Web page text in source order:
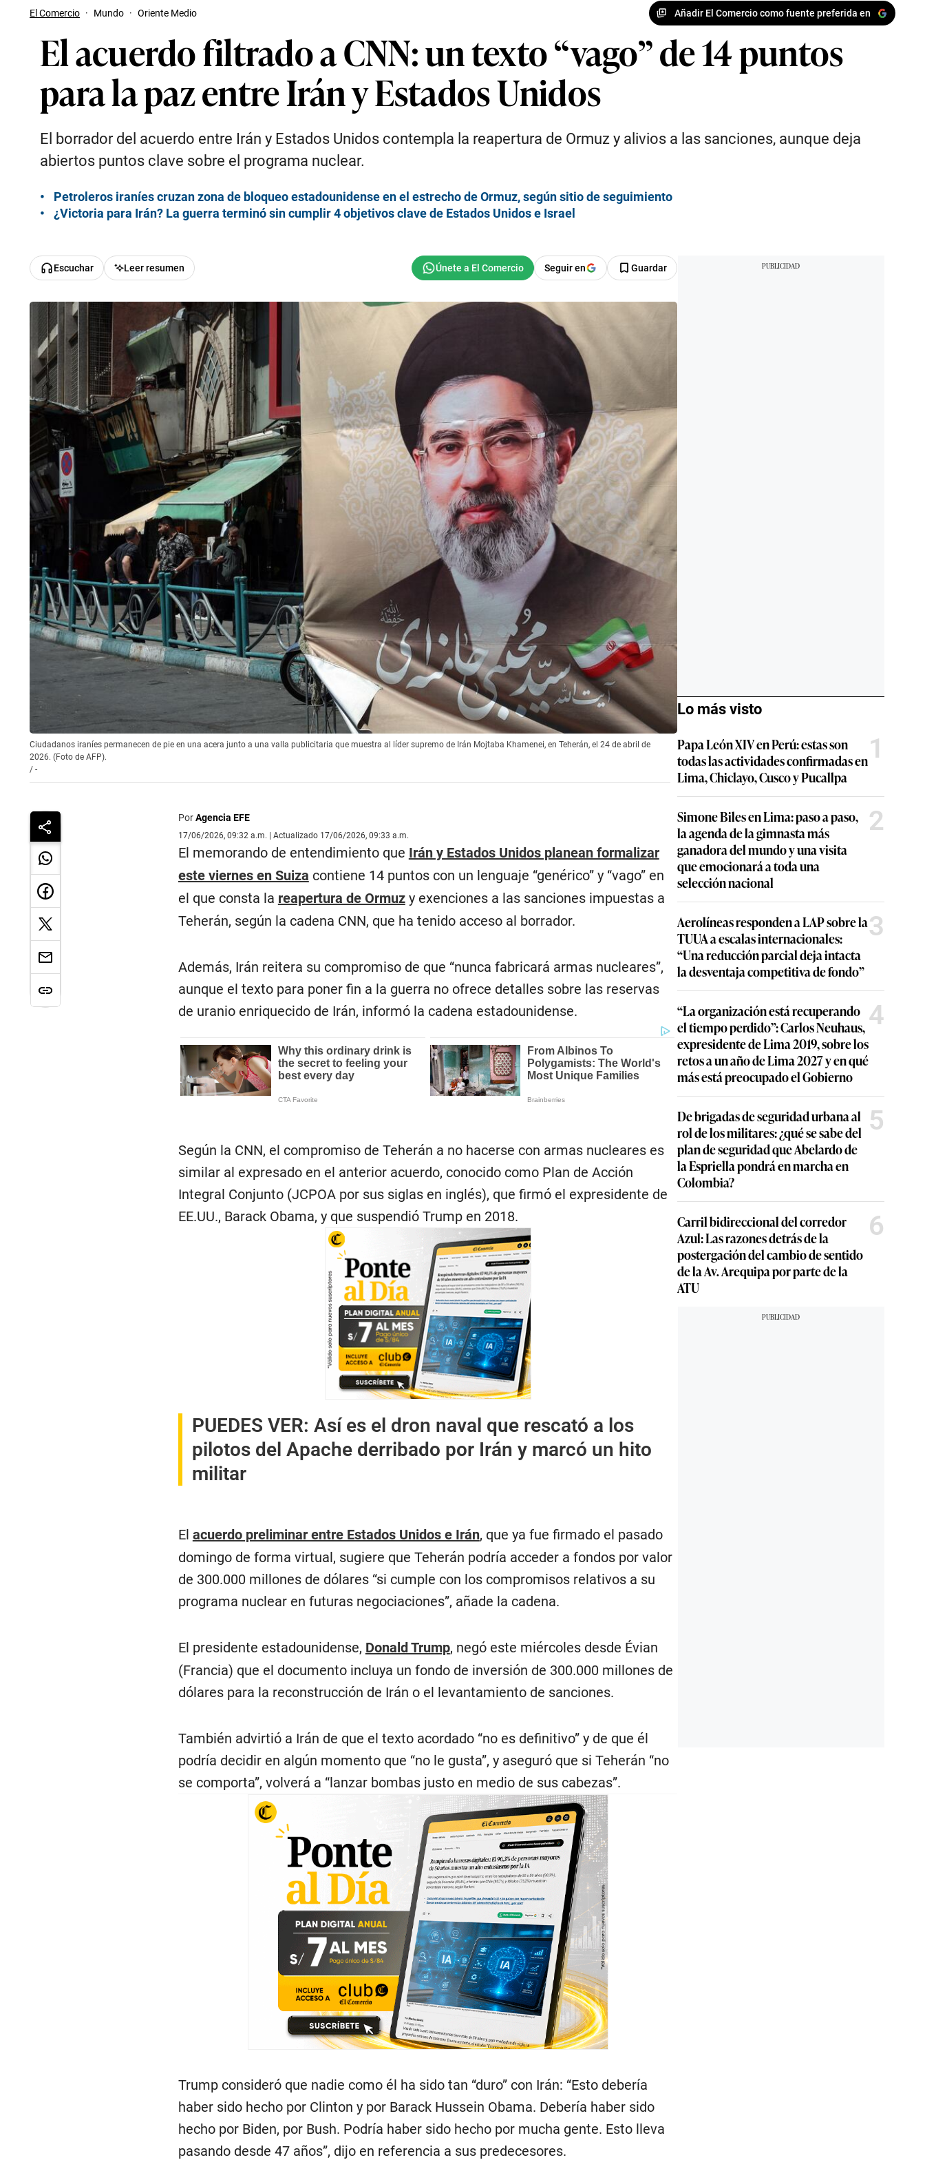
El Comercio · Mundo · Oriente Medio Añadir El Comercio como fuente preferida en
El acuerdo filtrado a CNN: un texto “vago” de 14 puntos
para la paz entre Irán y Estados Unidos
El borrador del acuerdo entre Irán y Estados Unidos contempla la reapertura de Ormuz y alivios a las sanciones, aunque deja
abiertos puntos clave sobre el programa nuclear.
Petroleros iraníes cruzan zona de bloqueo estadounidense en el estrecho de Ormuz, según sitio de seguimiento
¿Victoria para Irán? La guerra terminó sin cumplir 4 objetivos clave de Estados Unidos e Israel
Escuchar Leer resumen Seguir en Guardar
Ciudadanos iraníes permanecen de pie en una acera junto a una valla publicitaria que muestra al líder supremo de Irán Mojtaba Khamenei, en Teherán, el 24 de abril de
2026. (Foto de AFP).
/ -
PorAgencia EFE
17/06/2026, 09:32 a.m. | Actualizado 17/06/2026, 09:33 a.m.
El memorando de entendimiento que Irán y Estados Unidos planean formalizar
este viernes en Suiza contiene 14 puntos con un lenguaje “genérico” y “vago” en
el que consta la reapertura de Ormuzy exenciones a las sanciones impuestas a
Teherán, según la cadena CNN, que ha tenido acceso al borrador.
Además, Irán reitera su compromiso de que “nunca fabricará armas nucleares”,
aunque el texto para poner fin a la guerra no ofrece detalles sobre las reservas
de uranio enriquecido de Irán, informó la cadena estadounidense.
Según la CNN, el compromiso de Teherán a no hacerse con armas nucleares es
similar al expresado en el anterior acuerdo, conocido como Plan de Acción
Integral Conjunto (JCPOA por sus siglas en inglés), que firmó el expresidente de
EE.UU., Barack Obama, y que suspendió Trump en 2018.
PUEDES VER: Así es el dron naval que rescató a los
pilotos del Apache derribado por Irán y marcó un hito
militar
El acuerdo preliminar entre Estados Unidos e Irán, que ya fue firmado el pasado
domingo de forma virtual, sugiere que Teherán podría acceder a fondos por valor
de 300.000 millones de dólares “si cumple con los compromisos relativos a su
programa nuclear en futuras negociaciones”, añade la cadena.
El presidente estadounidense, Donald Trump, negó este miércoles desde Évian
(Francia) que el documento incluya un fondo de inversión de 300.000 millones de
dólares para la reconstrucción de Irán o el levantamiento de sanciones.
También advirtió a Irán de que el texto acordado “no es definitivo” y de que él
podría decidir en algún momento que “no le gusta”, y aseguró que si Teherán “no
se comporta”, volverá a “lanzar bombas justo en medio de sus cabezas”.
Trump consideró que nadie como él ha sido tan “duro” con Irán: “Esto debería
haber sido hecho por Clinton y por Barack Hussein Obama. Debería haber sido
hecho por Biden, por Bush. Podría haber sido hecho por mucha gente. Esto lleva
pasando desde 47 años”, dijo en referencia a sus predecesores.
Lo más visto
Papa León XIV en Perú: estas son
todas las actividades confirmadas en
Lima, Chiclayo, Cusco y Pucallpa
1
Simone Biles en Lima: paso a paso,
la agenda de la gimnasta más
ganadora del mundo y una visita
que emocionará a toda una
selección nacional
2
Aerolíneas responden a LAP sobre la
TUUA a escalas internacionales:
“Una reducción parcial deja intacta
la desventaja competitiva de fondo”
3
“La organización está recuperando
el tiempo perdido”: Carlos Neuhaus,
expresidente de Lima 2019, sobre los
retos a un año de Lima 2027 y en qué
más está preocupado el Gobierno
4
De brigadas de seguridad urbana al
rol de los militares: ¿qué se sabe del
plan de seguridad que Abelardo de
la Espriella pondrá en marcha en
Colombia?
5
Carril bidireccional del corredor
Azul: Las razones detrás de la
postergación del cambio de sentido
de la Av. Arequipa por parte de la
ATU
6